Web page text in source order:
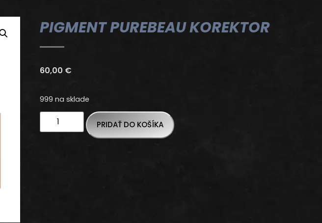
PIGMENT PUREBEAU KOREKTOR
60,00 €
999 na sklade
PRIDAŤ DO KOŠÍKA